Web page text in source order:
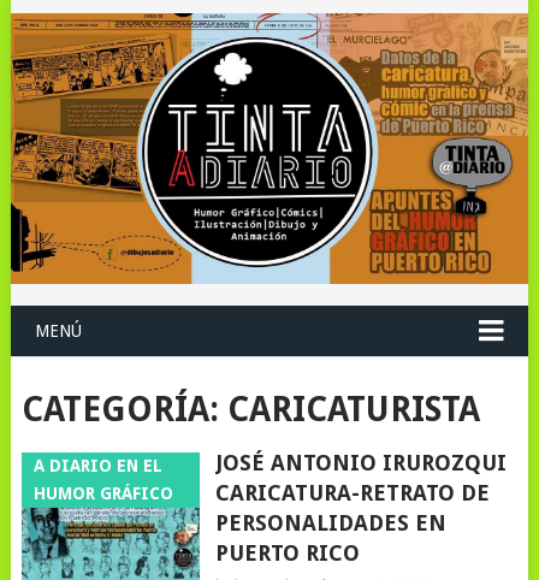
MENÚ
CATEGORÍA: CARICATURISTA
A DIARIO EN EL
HUMOR GRÁFICO
JOSÉ ANTONIO IRUROZQUI
CARICATURA-RETRATO DE
PERSONALIDADES EN
PUERTO RICO